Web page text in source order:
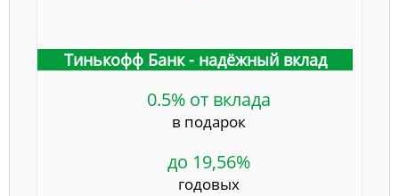
Тинькофф Банк - надёжный вклад
0.5% от вклада
в подарок
до 19,56%
годовых